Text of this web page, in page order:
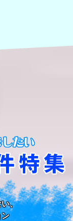
、
ン